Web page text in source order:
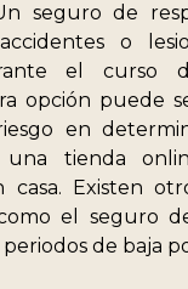
seguro de
o
el curso
opción puede
en
tienda
casa. Existen
el seguro
de baja